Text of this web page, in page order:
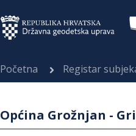
Početna Registar
Općina Grožnjan -